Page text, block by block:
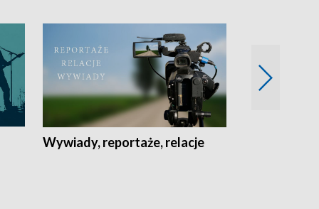
Wywiady, reportaże, relacje